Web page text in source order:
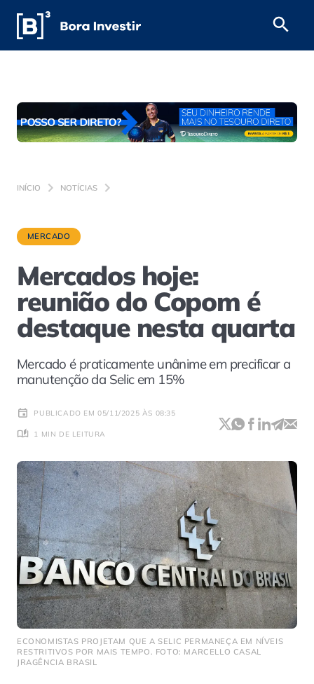
INÍCIO NOTÍCIAS
MERCADO
Mercados hoje:
reunião do Copom é
destaque nesta quarta
Mercado é praticamente unânime em precificar a
manutenção da Selic em 15%
PUBLICADO EM 05/11/2025 ÀS 08:35
1 MIN DE LEITURA
ECONOMISTAS PROJETAM QUE A SELIC PERMANEÇA EM NÍVEIS
RESTRITIVOS POR MAIS TEMPO. FOTO: MARCELLO CASAL
JRAGÊNCIA BRASIL